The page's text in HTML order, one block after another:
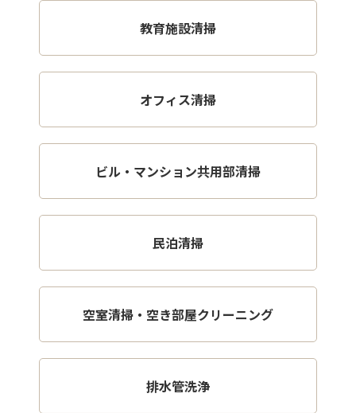
教育施設清掃
オフィス清掃
ビル・マンション共用部清掃
民泊清掃
空室清掃・空き部屋クリーニング
排水管洗浄